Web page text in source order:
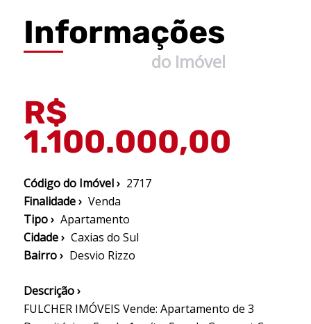
Informações
do Imóvel
R$
1.100.000,00
Código do Imóvel › 2717
Finalidade › Venda
Tipo › Apartamento
Cidade › Caxias do Sul
Bairro › Desvio Rizzo
Descrição ›
FULCHER IMÓVEIS Vende: Apartamento de 3